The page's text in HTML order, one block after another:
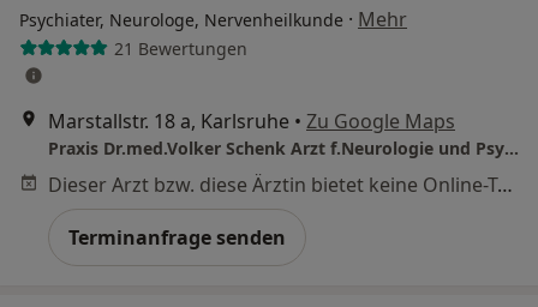
Psychiater, Neurologe, Nervenheilkunde · Mehr
21 Bewertungen
Marstallstr. 18 a, Karlsruhe • Zu Google Maps
Praxis Dr.med.Volker Schenk Arzt f.Neurologie und Psychiatrie
Dieser Arzt bzw. diese Ärztin bietet keine Online-Terminbuchung an diesem Standort an.
Terminanfrage senden